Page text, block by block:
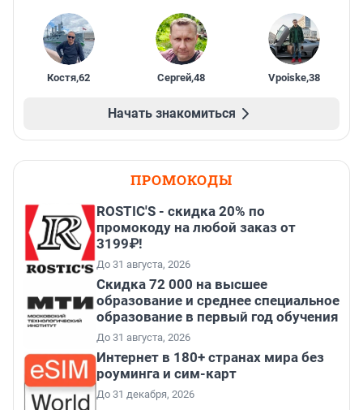
Костя,62 Сергей,48 Vpoiske,38
Начать знакомиться
ПРОМОКОДЫ
ROSTIC'S - скидка 20% по
промокоду на любой заказ от
3199₽!
До 31 августа, 2026
Скидка 72 000 на высшее
образование и среднее специальное
образование в первый год обучения
До 31 августа, 2026
Интернет в 180+ странах мира без
роуминга и сим-карт
До 31 декабря, 2026